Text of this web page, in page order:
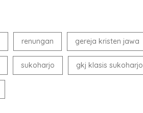
renungan gereja kristen jawa
sukoharjo gkj klasis sukoharjo